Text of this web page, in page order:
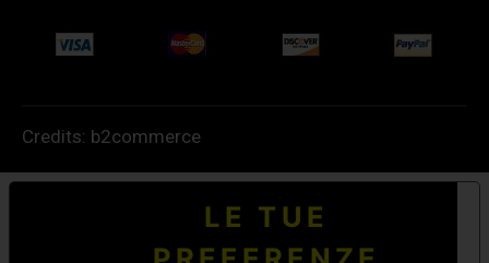
Credits: b2commerce
LE TUE